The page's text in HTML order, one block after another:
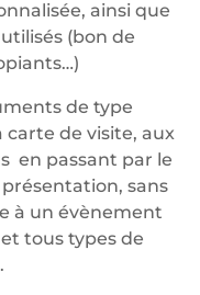
ainsi que
(bon de
de type
carte de visite, aux
en passant par le
sans
à un évènement
tous types de